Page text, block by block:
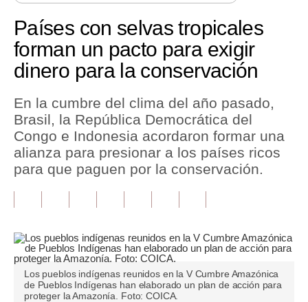
Economía
Mercados
Política
Tu Dinero
Finanzas Personales
Opinión
Editorial
Países con selvas tropicales
forman un pacto para exigir
dinero para la conservación
En la cumbre del clima del año pasado,
Brasil, la República Democrática del
Congo e Indonesia acordaron formar una
alianza para presionar a los países ricos
para que paguen por la conservación.
Los pueblos indígenas reunidos en la V Cumbre Amazónica
de Pueblos Indígenas han elaborado un plan de acción para
proteger la Amazonía. Foto: COICA.